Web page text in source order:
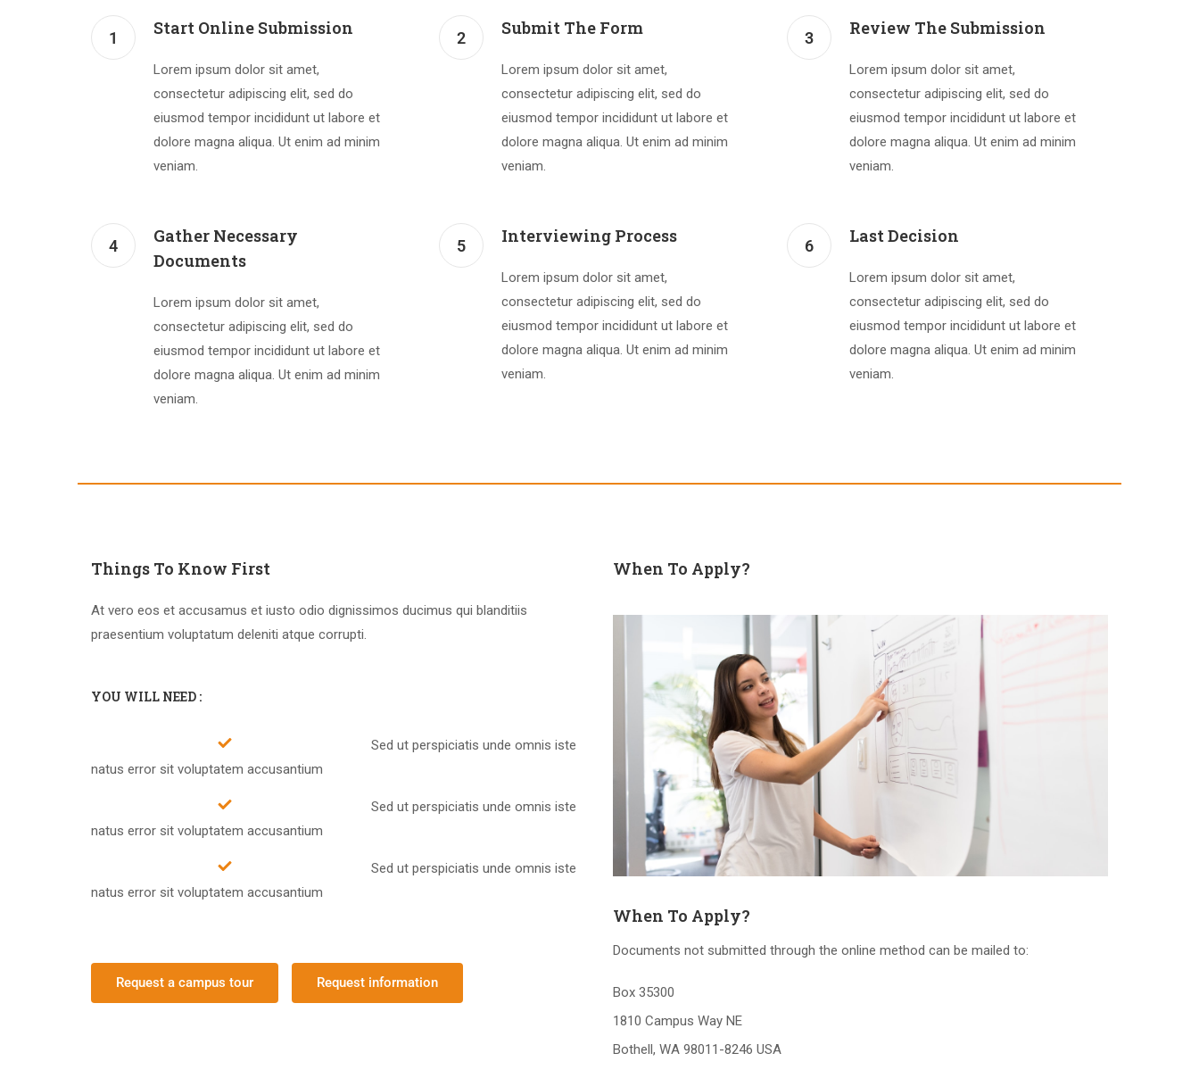
1 Start Online Submission
Lorem ipsum dolor sit amet,
consectetur adipiscing elit, sed do
eiusmod tempor incididunt ut labore et
dolore magna aliqua. Ut enim ad minim
veniam.
2 Submit The Form
Lorem ipsum dolor sit amet,
consectetur adipiscing elit, sed do
eiusmod tempor incididunt ut labore et
dolore magna aliqua. Ut enim ad minim
veniam.
3 Review The Submission
Lorem ipsum dolor sit amet,
consectetur adipiscing elit, sed do
eiusmod tempor incididunt ut labore et
dolore magna aliqua. Ut enim ad minim
veniam.
4
Gather Necessary
Documents
Lorem ipsum dolor sit amet,
consectetur adipiscing elit, sed do
eiusmod tempor incididunt ut labore et
dolore magna aliqua. Ut enim ad minim
veniam.
5 Interviewing Process
Lorem ipsum dolor sit amet,
consectetur adipiscing elit, sed do
eiusmod tempor incididunt ut labore et
dolore magna aliqua. Ut enim ad minim
veniam.
6 Last Decision
Lorem ipsum dolor sit amet,
consectetur adipiscing elit, sed do
eiusmod tempor incididunt ut labore et
dolore magna aliqua. Ut enim ad minim
veniam.
Things To Know First
At vero eos et accusamus et iusto odio dignissimos ducimus qui blanditiis
praesentium voluptatum deleniti atque corrupti.
YOU WILL NEED :
Sed ut perspiciatis unde omnis iste
natus error sit voluptatem accusantium
Sed ut perspiciatis unde omnis iste
natus error sit voluptatem accusantium
Sed ut perspiciatis unde omnis iste
natus error sit voluptatem accusantium
Request a campus tour Request information
When To Apply?
When To Apply?
Documents not submitted through the online method can be mailed to:
Box 35300
1810 Campus Way NE
Bothell, WA 98011-8246 USA